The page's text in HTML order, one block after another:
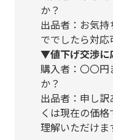
か？
出品者：お気
ででしたら対応
▼値下げ交渉
購入者：〇〇円
か？
出品者：申し
くは現在の価
理解いただけま